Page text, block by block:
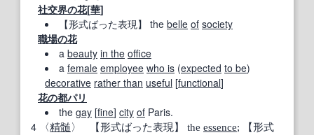
社交界の花[華]
【形式ばった表現】 the belle of society
職場の花
a beauty in the office
a female employee who is (expected to be)
decorative rather than useful [functional]
花の都パリ
the gay [fine] city of Paris.
4
〈精髄〉 【形式ばった表現】 the essence;
【形式